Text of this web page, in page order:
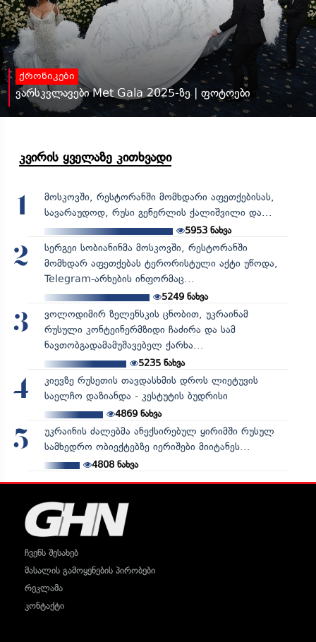
ქრონიკები
ვარსკვლავები Met Gala 2025-ზე | ფოტოები
კვირის ყველაზე კითხვადი
1
მოსკოვში, რესტორანში მომხდარი აფეთქებისას,
სავარაუდოდ, რუსი გენერლის ქალიშვილი და...
5953 ნახვა
2
სერგეი სობიანინმა მოსკოვში, რესტორანში
მომხდარ აფეთქებას ტერორისტული აქტი უწოდა,
Telegram-არხების ინფორმაც...
5249ნახვა
3
ვოლოდიმირ ზელენსკის ცნობით, უკრაინამ
რუსული კონტეინერმზიდი ჩაძირა და სამ
ნავთობგადამამუშავებელ ქარხა...
5235ნახვა
4
კიევზე რუსეთის თავდასხმის დროს ლიეტუვის
საელჩო დაზიანდა - კესტუტის ბუდრისი
4869ნახვა
5
უკრაინის ძალებმა ანექსირებულ ყირიმში რუსულ
სამხედრო ობიექტებზე იერიშები მიიტანეს...
4808ნახვა
ჩვენს შესახებ
მასალის გამოყენების პირობები
რეკლამა
კონტაქტი